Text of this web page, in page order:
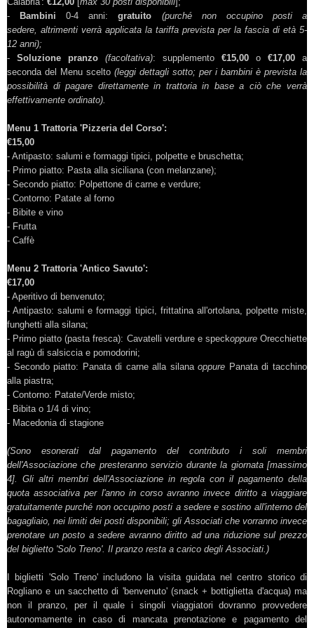
-Bambini 0-4 anni:gratuito
(purché non occupino posti a
sedere, altrimenti verrà applicata la tariffa prevista per la fascia di età 5-
12 anni);
- Soluzione pranzo (facoltativa): supplemento €15,00 o €17,00 a
seconda del Menu scelto (leggi dettagli sotto; per i bambini è prevista la
possibilità di pagare direttamente in trattoria in base a ciò che verrà
effettivamente ordinato).
Menu 1 Trattoria 'Pizzeria del Corso':
€15,00
- Antipasto: salumi e formaggi tipici, polpette e bruschetta;
- Primo piatto: Pasta alla siciliana (con melanzane);
- Secondo piatto: Polpettone di carne e verdure;
- Contorno: Patate al forno
- Bibite e vino
- Frutta
- Caffè
Menu 2 Trattoria 'Antico Savuto':
€17,00
- Aperitivo di benvenuto;
- Antipasto: salumi e formaggi tipici, frittatina all'ortolana, polpette miste,
funghetti alla silana;
- Primo piatto (pasta fresca): Cavatelli verdure e speckoppureOrecchiette
al ragù di salsiccia e pomodorini;
- Secondo piatto: Panata di carne alla silanaoppure Panata di tacchino
alla piastra;
- Contorno: Patate/Verde misto;
- Bibita o 1/4 di vino;
- Macedonia di stagione
(Sono esonerati dal pagamento del contributo i soli membri
dell'Associazione che presteranno servizio durante la giornata [massimo
4]. Gli altri membri dell'Associazione in regola con il pagamento della
quota associativa per l'anno in corso avranno invece diritto a viaggiare
gratuitamente purché non occupino posti a sedere e sostino all'interno del
bagagliaio, nei limiti dei posti disponibili; gli Associati che vorranno invece
prenotare un posto a sedere avranno diritto ad una riduzione sul prezzo
del biglietto 'Solo Treno'. Il pranzo resta a carico degli Associati.)
I biglietti 'Solo Treno' includono la visita guidata nel centro storico di
Rogliano e un sacchetto di 'benvenuto' (snack + bottiglietta d'acqua) ma
non il pranzo, per il quale i singoli viaggiatori dovranno provvedere
autonomamente in caso di mancata prenotazione e pagamento del